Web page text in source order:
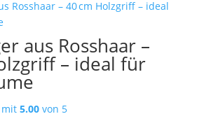
aus Rosshaar –
– ideal für
mit 5.00von 5